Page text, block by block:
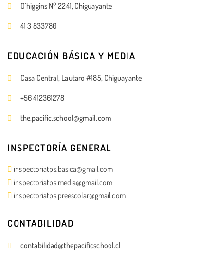
O´higgins N° 2241, Chiguayante
41 3 833780
EDUCACIÓN BÁSICA Y MEDIA
Casa Central, Lautaro #185, Chiguayante
+56 412361278
the.pacific.school@gmail.com
INSPECTORÍA GENERAL
inspectoriatps.basica@gmail.com
inspectoriatps.media@gmail.com
inspectoriatps.preescolar@gmail.com
CONTABILIDAD
contabilidad@thepacificschool.cl